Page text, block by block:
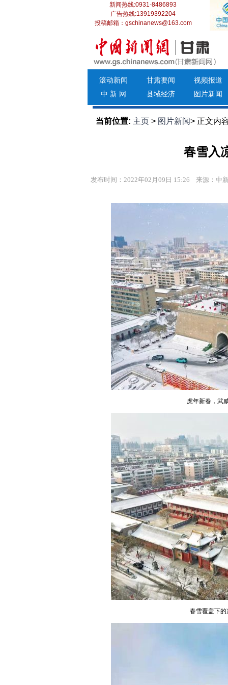
新闻热线:0931-8486893
广告热线:13919392204
投稿邮箱：gschinanews@163.com
滚动新闻 甘肃要闻
视频报道
中 新 网
县域经济 图片新闻
当前位置: 主页 > 图片新闻> 正文内
春雪入
发布时间：2022年02月09日 15:26 来源：中
虎年新春，武
春雪覆盖下